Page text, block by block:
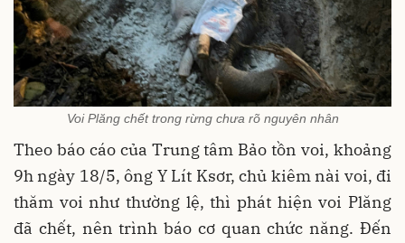
Voi Plăng chết trong rừng chưa rõ nguyên nhân
Theo báo cáo của Trung tâm Bảo tồn voi, khoảng
9h ngày 18/5, ông Y Lít Ksơr, chủ kiêm nài voi, đi
thăm voi như thường lệ, thì phát hiện voi Plăng
đã chết, nên trình báo cơ quan chức năng. Đến